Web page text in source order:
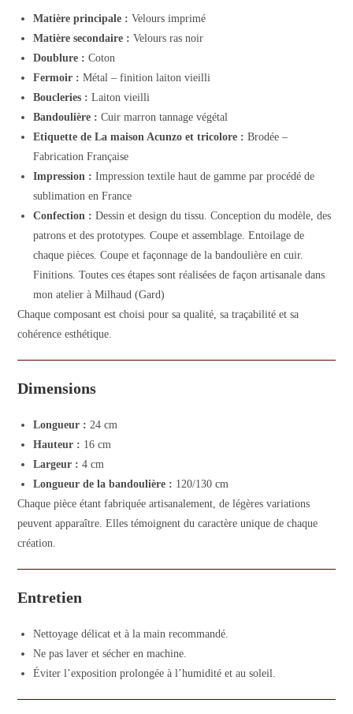
Matière principale :Velours imprimé
Matière secondaire :Velours ras noir
Doublure : Coton
Fermoir : Métal – finition laiton vieilli
Boucleries : Laiton vieilli
Bandoulière :Cuir marron tannage végétal
Etiquette de La maison Acunzo et tricolore : Brodée –
Fabrication Française
Impression : Impression textile haut de gamme par procédé de
sublimation en France
Confection : Dessin et design du tissu. Conception du modèle, des
patrons et des prototypes. Coupe et assemblage. Entoilage de
chaque pièces. Coupe et façonnage de la bandoulière en cuir.
Finitions. Toutes ces étapes sont réalisées de façon artisanale dans
mon atelier à Milhaud (Gard)
Chaque composant est choisi pour sa qualité, sa traçabilité et sa
cohérence esthétique.
Dimensions
Longueur : 24 cm
Hauteur : 16 cm
Largeur : 4 cm
Longueur de la bandoulière : 120/130 cm
Chaque pièce étant fabriquée artisanalement, de légères variations
peuvent apparaître. Elles témoignent du caractère unique de chaque
création.
Entretien
Nettoyage délicat et à la main recommandé.
Ne pas laver et sécher en machine.
Éviter l’exposition prolongée à l’humidité et au soleil.